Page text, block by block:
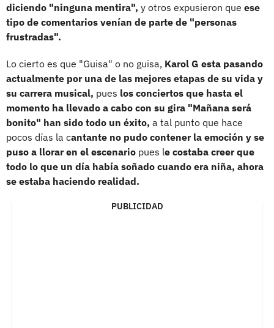
diciendo "ninguna mentira", y otros expusieron que ese
tipo de comentarios venían de parte de "personas
frustradas".
Lo cierto es que "Guisa" o no guisa, Karol G esta pasando
actualmente por una de las mejores etapas de su vida y
su carrera musical, pues los conciertos que hasta el
momento ha llevado a cabo con su gira "Mañana será
bonito" han sido todo un éxito, a tal punto que hace
pocos días la cantante no pudo contener la emoción y se
puso a llorar en el escenario pues le costaba creer que
todo lo que un día había soñado cuando era niña, ahora
se estaba haciendo realidad.
PUBLICIDAD